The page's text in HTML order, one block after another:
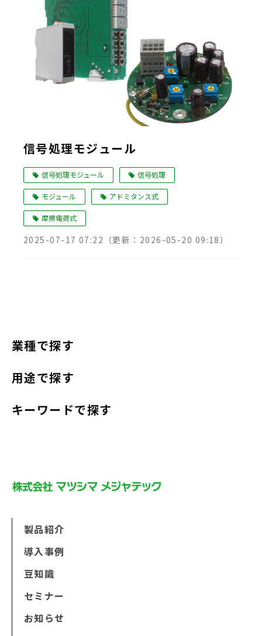
信号処理モジュール
信号処理モジュール 信号処理
モジュール アドミタンス式
摩擦電荷式
2025-07-17 07:22 （更新： 2026-05-20 09:18）
業種で探す
用途で探す
キーワードで探す
製品紹介
導入事例
豆知識
セミナー
お知らせ